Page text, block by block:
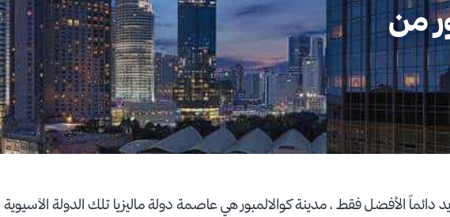
من
دائماً الأفضل فقط ، مدينة كوالالمبور هي عاصمة دولة ماليزيا تلك الدولة الآسيوية